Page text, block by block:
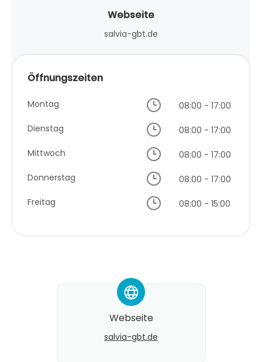
Webseite
salvia-gbt.de
Öffnungszeiten
Montag
08:00 - 17:00
Dienstag
08:00 - 17:00
Mittwoch
08:00 - 17:00
Donnerstag
08:00 - 17:00
Freitag
08:00 - 15:00
*
Webseite
salvia-gbt.de